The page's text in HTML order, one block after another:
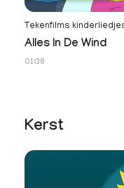
Tekenfilms
Alles In De Wind
01:38
Kerst